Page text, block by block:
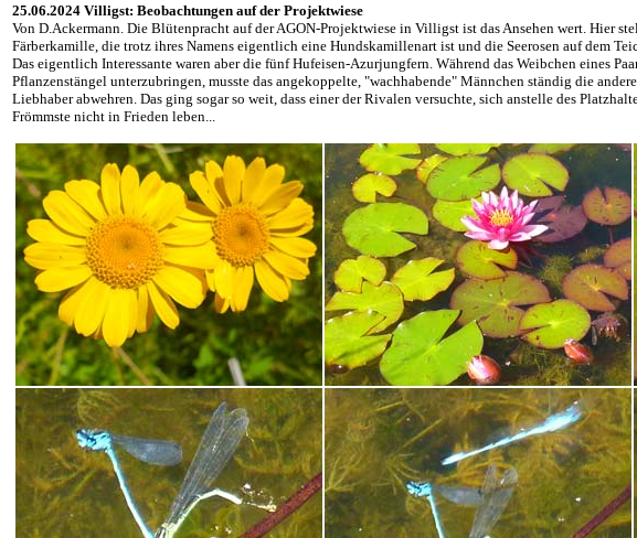
25.06.2024 Villigst: Beobachtungen auf der Projektwiese
Von D.Ackermann. Die Blütenpracht auf der AGON-Projektwiese in Villigst ist das Ansehen wert. Hier
Färberkamille, die trotz ihres Namens eigentlich eine Hundskamillenart ist und die Seerosen auf dem
Das eigentlich Interessante waren aber die fünf Hufeisen-Azurjungfern. Während das Weibchen eines
Pflanzenstängel unterzubringen, musste das angekoppelte, "wachhabende" Männchen ständig die
Liebhaber abwehren. Das ging sogar so weit, dass einer der Rivalen versuchte, sich anstelle des
Frömmste nicht in Frieden leben...